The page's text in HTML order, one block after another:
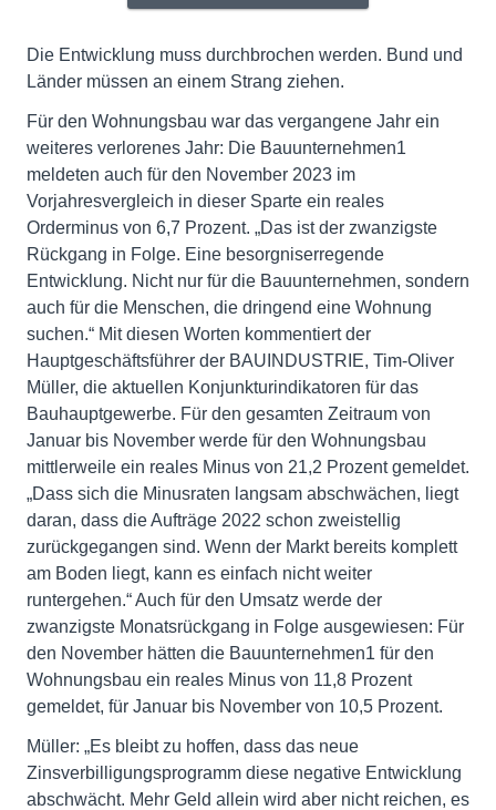
Die Entwicklung muss durchbrochen werden. Bund und
Länder müssen an einem Strang ziehen.
Für den Wohnungsbau war das vergangene Jahr ein
weiteres verlorenes Jahr: Die Bauunternehmen1
meldeten auch für den November 2023 im
Vorjahresvergleich in dieser Sparte ein reales
Orderminus von 6,7 Prozent. „Das ist der zwanzigste
Rückgang in Folge. Eine besorgniserregende
Entwicklung. Nicht nur für die Bauunternehmen, sondern
auch für die Menschen, die dringend eine Wohnung
suchen.“ Mit diesen Worten kommentiert der
Hauptgeschäftsführer der BAUINDUSTRIE, Tim-Oliver
Müller, die aktuellen Konjunkturindikatoren für das
Bauhauptgewerbe. Für den gesamten Zeitraum von
Januar bis November werde für den Wohnungsbau
mittlerweile ein reales Minus von 21,2 Prozent gemeldet.
„Dass sich die Minusraten langsam abschwächen, liegt
daran, dass die Aufträge 2022 schon zweistellig
zurückgegangen sind. Wenn der Markt bereits komplett
am Boden liegt, kann es einfach nicht weiter
runtergehen.“ Auch für den Umsatz werde der
zwanzigste Monatsrückgang in Folge ausgewiesen: Für
den November hätten die Bauunternehmen1 für den
Wohnungsbau ein reales Minus von 11,8 Prozent
gemeldet, für Januar bis November von 10,5 Prozent.
Müller: „Es bleibt zu hoffen, dass das neue
Zinsverbilligungsprogramm diese negative Entwicklung
abschwächt. Mehr Geld allein wird aber nicht reichen, es